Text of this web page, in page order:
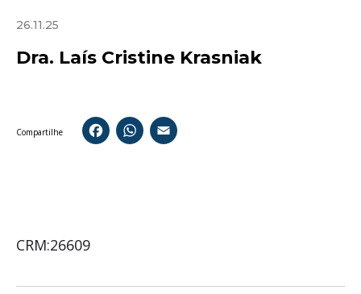
26.11.25
Dra. Laís Cristine Krasniak
Compartilhe FacebookWhatsApp
CRM:26609